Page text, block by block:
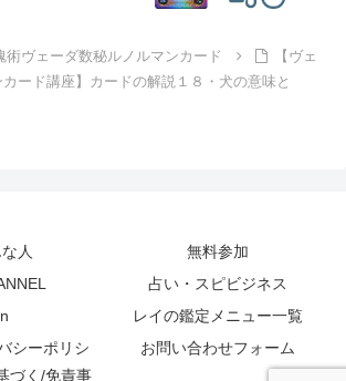
術ヴェーダ数秘ルノルマンカード
【ヴェ
ード講座】カードの解説１８・犬の意味と
人
無料参加
占い・スピビジネス
レイの鑑定メニュー一覧
シーポリシ
づく/免責事
お問い合わせフォーム